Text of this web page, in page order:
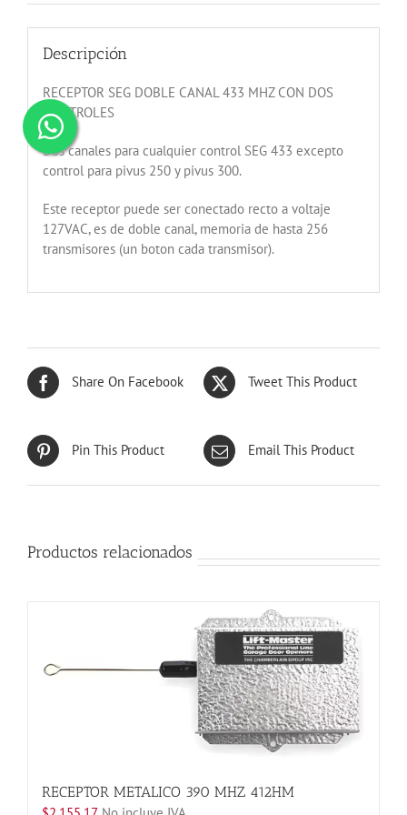
Descripción
RECEPTOR SEG DOBLE CANAL 433 MHZ CON DOS
CONTROLES
Dos canales para cualquier control SEG 433 excepto
control para pivus 250 y pivus 300.
Este receptor puede ser conectado recto a voltaje
127VAC, es de doble canal, memoria de hasta 256
transmisores (un boton cada transmisor).
Share On Facebook Tweet This Product
Pin This Product Email This Product
Productos relacionados
RECEPTOR METALICO 390 MHZ 412HM